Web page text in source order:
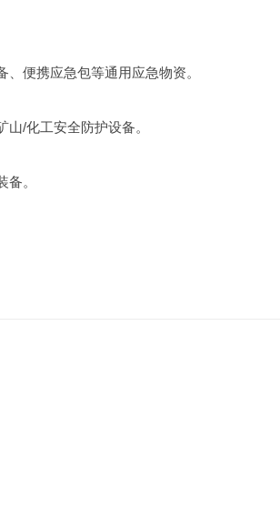
便携应急包等通用应急物资。
/化工安全防护设备。
。